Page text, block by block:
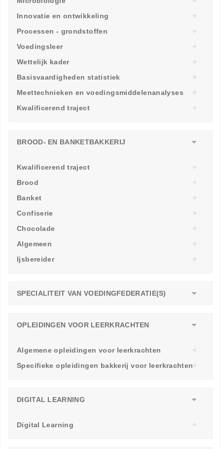
Innovatie en ontwikkeling
Processen - grondstoffen
Voedingsleer
Wettelijk kader
Basisvaardigheden statistiek
Meettechnieken en voedingsmiddelenanalyses
Kwalificerend traject
BROOD- EN BANKETBAKKERIJ
Kwalificerend traject
Brood
Banket
Confiserie
Chocolade
Algemeen
Ijsbereider
SPECIALITEIT VAN VOEDINGFEDERATIE(S)
OPLEIDINGEN VOOR LEERKRACHTEN
Algemene opleidingen voor leerkrachten
Specifieke opleidingen bakkerij voor leerkrachten
DIGITAL LEARNING
Digital Learning